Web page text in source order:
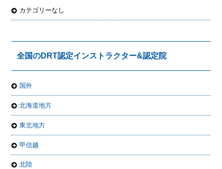
カテゴリーなし
全国のDRT認定インストラクター&認定院
国外
北海道地方
東北地方
甲信越
北陸